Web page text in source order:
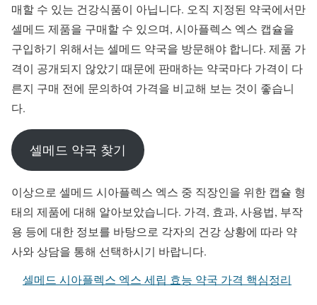
매할 수 있는 건강식품이 아닙니다. 오직 지정된 약국에서만
셀메드 제품을 구매할 수 있으며, 시아플렉스 엑스 캡슐을
구입하기 위해서는 셀메드 약국을 방문해야 합니다. 제품 가
격이 공개되지 않았기 때문에 판매하는 약국마다 가격이 다
른지 구매 전에 문의하여 가격을 비교해 보는 것이 좋습니
다.
셀메드 약국 찾기
이상으로 셀메드 시아플렉스 엑스 중 직장인을 위한 캡슐 형
태의 제품에 대해 알아보았습니다. 가격, 효과, 사용법, 부작
용 등에 대한 정보를 바탕으로 각자의 건강 상황에 따라 약
사와 상담을 통해 선택하시기 바랍니다.
셀메드 시아플렉스 엑스 세립 효능 약국 가격 핵심정리